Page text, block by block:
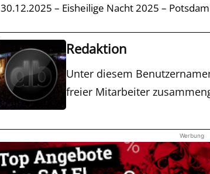
30.12.2025 – Eisheilige Nacht 2025 – Potsdam
Redaktion
Unter diesem
freier Mitarbeiter
Werbung